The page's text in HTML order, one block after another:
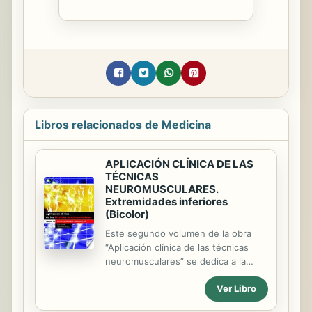
Libros relacionados de Medicina
APLICACIÓN CLÍNICA DE LAS
TÉCNICAS
NEUROMUSCULARES.
Extremidades inferiores
(Bicolor)
Este segundo volumen de la obra
“Aplicación clínica de las técnicas
neuromusculares” se dedica a la
terapia en la parte inferior del
cuerpo. Las disfunciones
musculoesqueléticas son tratadas de
Ver Libro